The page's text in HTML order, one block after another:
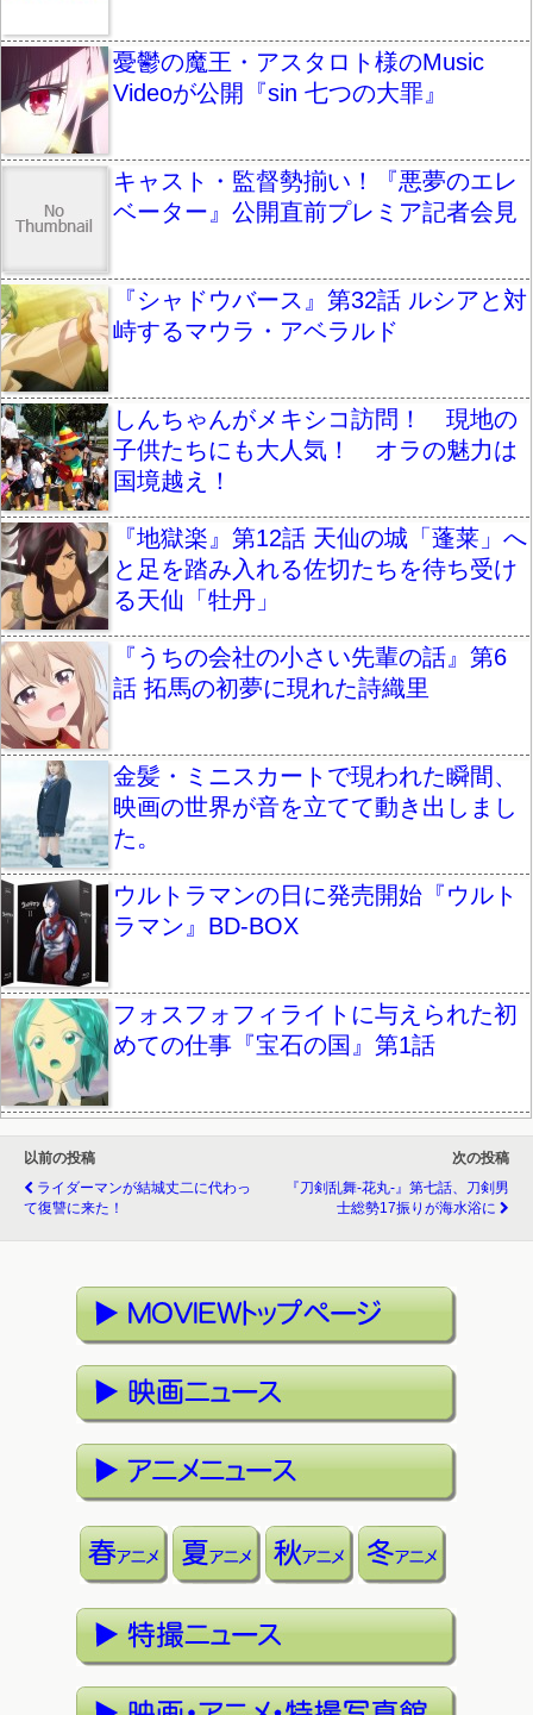
憂鬱の魔王・アスタロト様のMusic
Videoが公開『sin 七つの大罪』
キャスト・監督勢揃い！『悪夢のエレ
ベーター』公開直前プレミア記者会見
『シャドウバース』第32話 ルシアと対
峙するマウラ・アベラルド
しんちゃんがメキシコ訪問！ 現地の
子供たちにも大人気！ オラの魅力は
国境越え！
『地獄楽』第12話 天仙の城「蓬莱」へ
と足を踏み入れる佐切たちを待ち受け
る天仙「牡丹」
『うちの会社の小さい先輩の話』第6
話 拓馬の初夢に現れた詩織里
金髪・ミニスカートで現われた瞬間、
映画の世界が音を立てて動き出しまし
た。
ウルトラマンの日に発売開始『ウルト
ラマン』BD-BOX
フォスフォフィライトに与えられた初
めての仕事『宝石の国』第1話
以前の投稿
ライダーマンが結城丈二に代わっ
て復讐に来た！
次の投稿
『刀剣乱舞-花丸-』第七話、刀剣男
士総勢17振りが海水浴に